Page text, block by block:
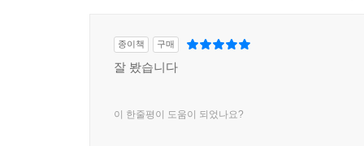
종이책 구매
잘 봤습니다
이 한줄평이 도움이 되었나요?